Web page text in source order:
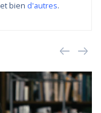
et bien d'autres.